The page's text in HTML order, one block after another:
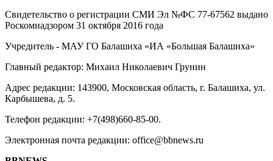
Свидетельство о регистрации СМИ Эл №ФС ‎77-67562 выдано
Роскомнадзором 31 октября 2016 года
Учредитель - МАУ ГО Балашиха «ИА «Большая Балашиха»
Главный редактор: Михаил Николаевич Грунин
Адрес редакции: 143900, Московская область, г. Балашиха, ул.
Карбышева, д. 5.
Телефон редакции: +7(498)660-85-00.
Электронная почта редакции: office@bbnews.ru